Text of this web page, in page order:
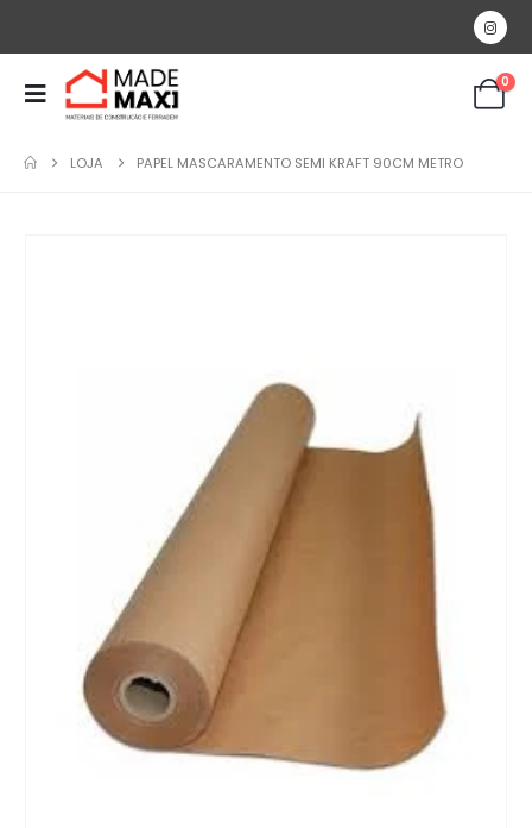
0
LOJA PAPEL MASCARAMENTO SEMI KRAFT 90CM METRO